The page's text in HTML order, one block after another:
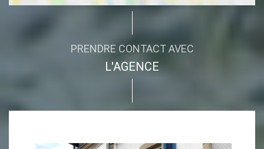
PRENDRE CONTACT AVEC
L'AGENCE